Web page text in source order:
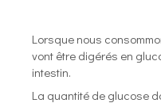
Lorsque nous
vont être digérés en
intestin.
La quantité de glucose